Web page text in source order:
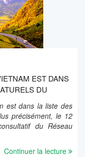
EST DANS
DU
est dans la liste des
précisément, le 12
du Réseau
Continuer la lecture